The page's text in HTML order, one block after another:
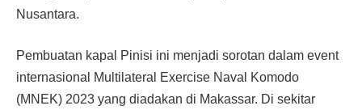
Nusantara.
Pembuatan kapal Pinisi ini menjadi sorotan dalam event
internasional Multilateral Exercise Naval Komodo
(MNEK) 2023 yang diadakan di Makassar. Di sekitar